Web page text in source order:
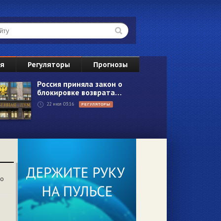
9
23
30
Регуляторы Прогнозы
Россия приняла закон о
блокировке возврата…
22 июл 03:16 РЕГУЛЯТОРЫ